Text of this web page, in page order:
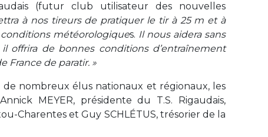
(futur club utilisateur des nouvelles
à nos tireurs de pratiquer le tir à 25 m et à
météorologiques. Il nous aidera sans
de bonnes conditions d’entraînement
France de paratir. »
de nombreux élus nationaux et régionaux, les
MEYER, présidente du T.S. Rigaudais,
Charentes et Guy SCHLÉTUS, trésorier de la